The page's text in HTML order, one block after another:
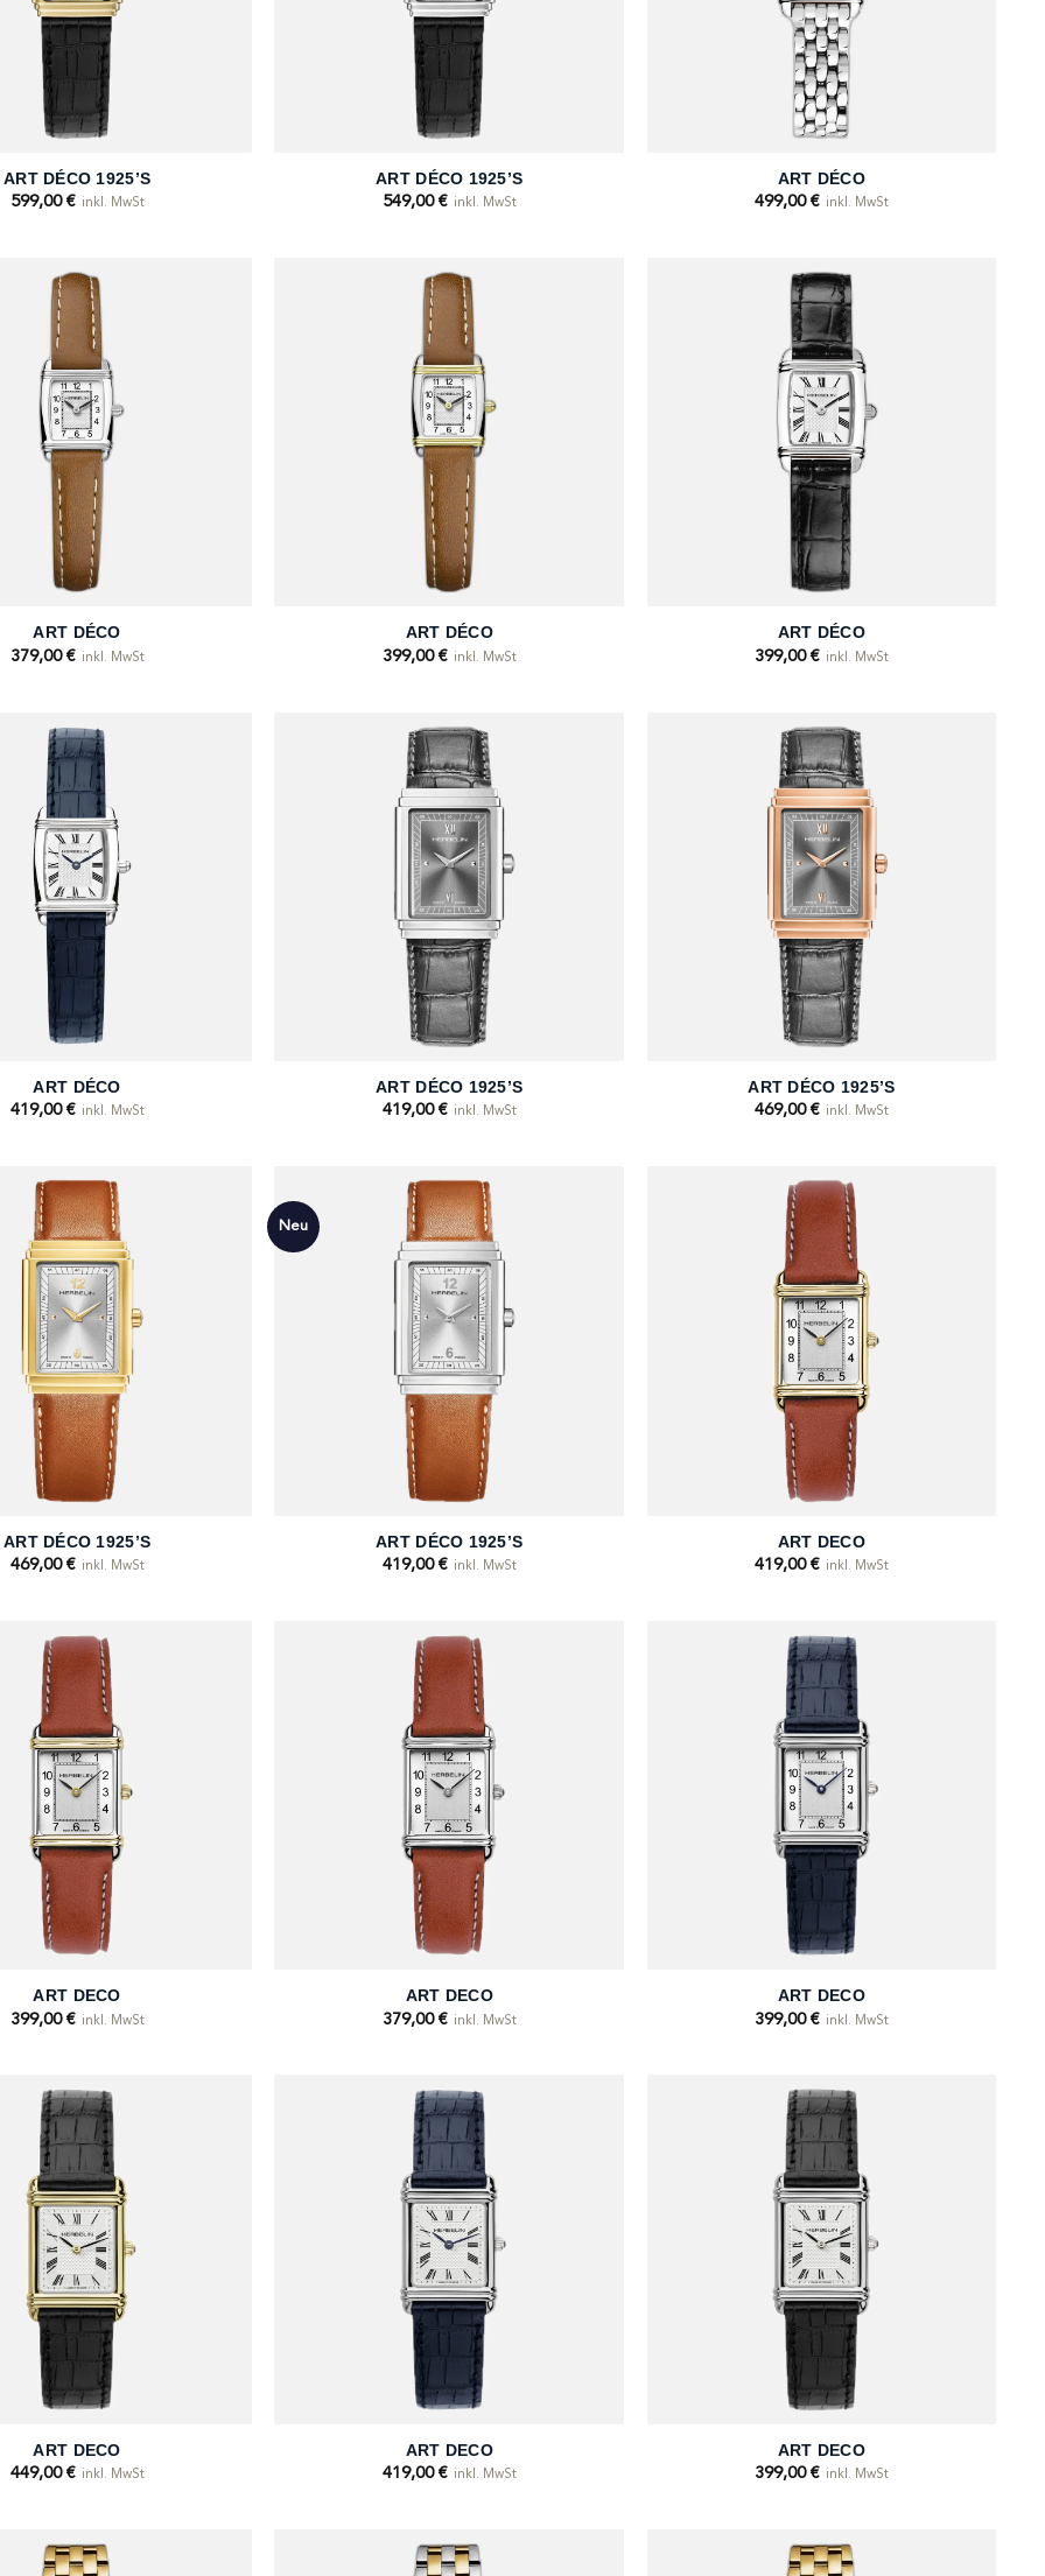
ART DÉCO 1925’S
599,00 € inkl. MwSt
ART DÉCO 1925’S
549,00 € inkl. MwSt
ART DÉCO
499,00 € inkl. MwSt
ART DÉCO
379,00 € inkl. MwSt
ART DÉCO
399,00 € inkl. MwSt
ART DÉCO
399,00 € inkl. MwSt
ART DÉCO
419,00 € inkl. MwSt
ART DÉCO 1925’S
419,00 € inkl. MwSt
ART DÉCO 1925’S
469,00 € inkl. MwSt
ART DÉCO 1925’S
469,00 € inkl. MwSt
Neu
ART DÉCO 1925’S
419,00 € inkl. MwSt
ART DECO
419,00 € inkl. MwSt
ART DECO
399,00 € inkl. MwSt
ART DECO
379,00 € inkl. MwSt
ART DECO
399,00 € inkl. MwSt
ART DECO
449,00 € inkl. MwSt
ART DECO
419,00 € inkl. MwSt
ART DECO
399,00 € inkl. MwSt